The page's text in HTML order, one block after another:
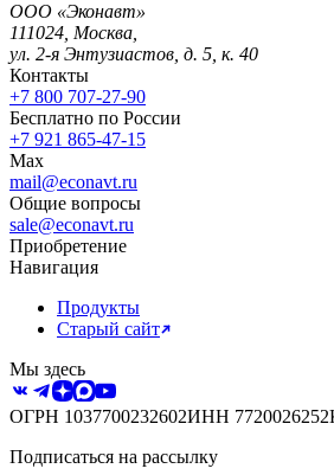
ООО «Эконавт»
111024 Москва
ул. 2-я Энтузиастов, д. 5, к. 40
Контакты
+7 800 707-27-90
Бесплатно по России
+7 921 865-47-15
Max
mail@econavt.ru
Общие вопросы
sale@econavt.ru
Приобретение
Навигация
Продукты
Старый сайт
Мы здесь
ОГРН 1037700232602ИНН 7720026252
Подписаться на рассылку